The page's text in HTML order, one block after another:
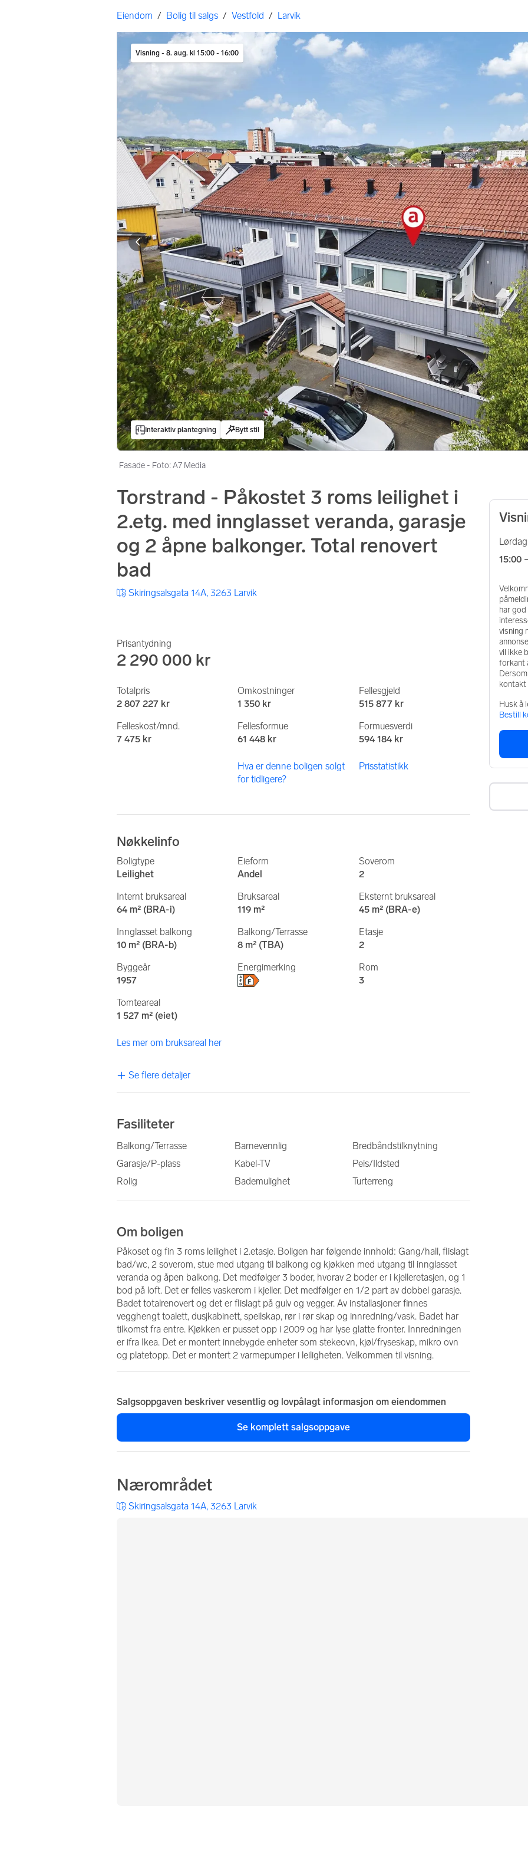
Her er du
Eiendom / Bolig til salgs / Vestfold / Larvik
Bildegalleri
Visning - 8. aug. kl 15:00 - 16:00
Interaktiv plantegning Bytt stil
Fasade - Foto: A7 Media
Torstrand - Påkostet 3 roms leilighet i
2.etg. med innglasset veranda, garasje
og 2 åpne balkonger. Total renovert
bad
Skiringsalsgata 14A, 3263 Larvik
Prisantydning
2 290 000 kr
Totalpris
2 807 227 kr
Omkostninger
1 350 kr
Fellesgjeld
515 877 kr
Felleskost/mnd.
7 475 kr
Fellesformue
61 448 kr
Formuesverdi
594 184 kr
Hva er denne boligen solgt
for tidligere?
Prisstatistikk
Nøkkelinfo
Boligtype
Leilighet
Eieform
Andel
Soverom
2
Internt bruksareal
64 m² (BRA-i)
Bruksareal
119 m²
Eksternt bruksareal
45 m² (BRA-e)
Innglasset balkong
10 m² (BRA-b)
Balkong/Terrasse
8 m² (TBA)
Etasje
2
Byggeår
1957
Energimerking
Rom
3
Tomteareal
1 527 m² (eiet)
Les mer om bruksareal her
Se flere detaljer
Fasiliteter
Balkong/Terrasse Barnevennlig
Bredbåndstilknytning
Garasje/P-plass
Kabel-TV
Peis/Ildsted
Rolig
Bademulighet Turterreng
Om boligen
Påkoset og fin 3 roms leilighet i 2.etasje. Boligen har følgende innhold: Gang/hall, flislagt
bad/wc, 2 soverom, stue med utgang til balkong og kjøkken med utgang til innglasset
veranda og åpen balkong. Det medfølger 3 boder, hvorav 2 boder er i kjelleretasjen, og 1
bod på loft. Det er felles vaskerom i kjeller. Det medfølger en 1/2 part av dobbel garasje.
Badet totalrenovert og det er flislagt på gulv og vegger. Av installasjoner finnes
vegghengt toalett, dusjkabinett, speilskap, rør i rør skap og innredning/vask. Badet har
tilkomst fra entre. Kjøkken er pusset opp i 2009 og har lyse glatte fronter. Innredningen
er ifra Ikea. Det er montert innebygde enheter som stekeovn, kjøl/fryseskap, mikro ovn
og platetopp. Det er montert 2 varmepumper i leiligheten. Velkommen til visning.
Salgsoppgaven beskriver vesentlig og lovpålagt informasjon om eiendommen
Se komplett salgsoppgave
15:00
har
visning
vil ikke
forkant
kontakt
Husk å
Bestill
Nærområdet
Skiringsalsgata 14A, 3263 Larvik